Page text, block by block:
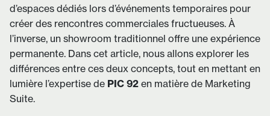
d’espaces dédiés lors d’événements temporaires pour
créer des rencontres commerciales fructueuses. À
l’inverse, un showroom traditionnel offre une expérience
permanente. Dans cet article, nous allons explorer les
différences entre ces deux concepts, tout en mettant en
lumière l’expertise de PIC 92 en matière de Marketing
Suite.